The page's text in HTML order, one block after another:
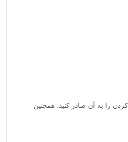
را به آن صادر کنید. همچنین